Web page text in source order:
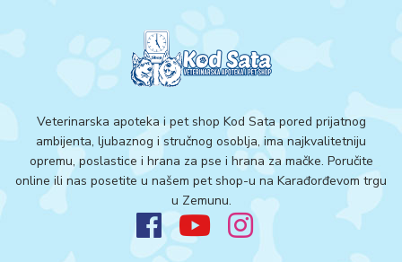
Veterinarska apoteka i pet shop Kod Sata pored prijatnog
ambijenta, ljubaznog i stručnog osoblja, ima najkvalitetniju
opremu, poslastice i hrana za pse i hrana za mačke. Poručite
online ili nas posetite u našem pet shop-u na Karađorđevom trgu
u Zemunu.